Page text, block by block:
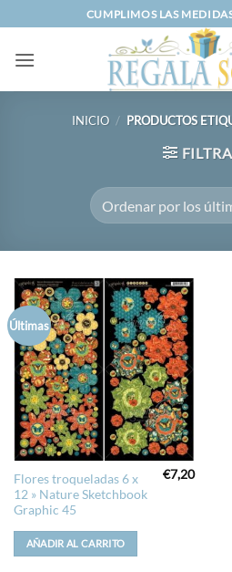
al
contenido
CUMPLIMOS LAS
INICIO / PRODUCTOS
Últimas
Flores troqueladas 6 x
12 » Nature Sketchbook
Graphic 45
€7,20
AÑADIR AL CARRITO